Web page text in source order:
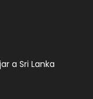
a Sri Lanka